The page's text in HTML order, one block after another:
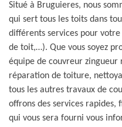
Situé à Bruguieres, nous
qui sert tous les toits dans
différents services pour
de toit,…). Que vous soyez
équipe de couvreur zingueur
réparation de toiture,
tous les autres travaux de
offrons des services rapides,
qui vous sera fourni vous